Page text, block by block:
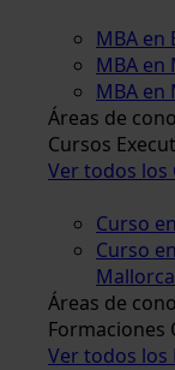
MBA en
MBA en
MBA en
Áreas de
Cursos
Ver todos los
Curso
Curso
Mallorca
Áreas de
Formaciones
Ver todos los